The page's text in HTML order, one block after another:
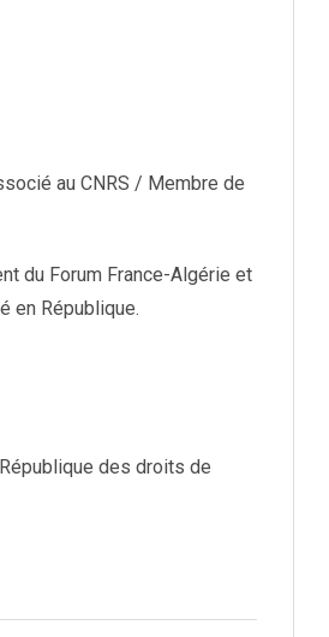
au CNRS / Membre de
du Forum France-Algérie et
en République.
des droits de